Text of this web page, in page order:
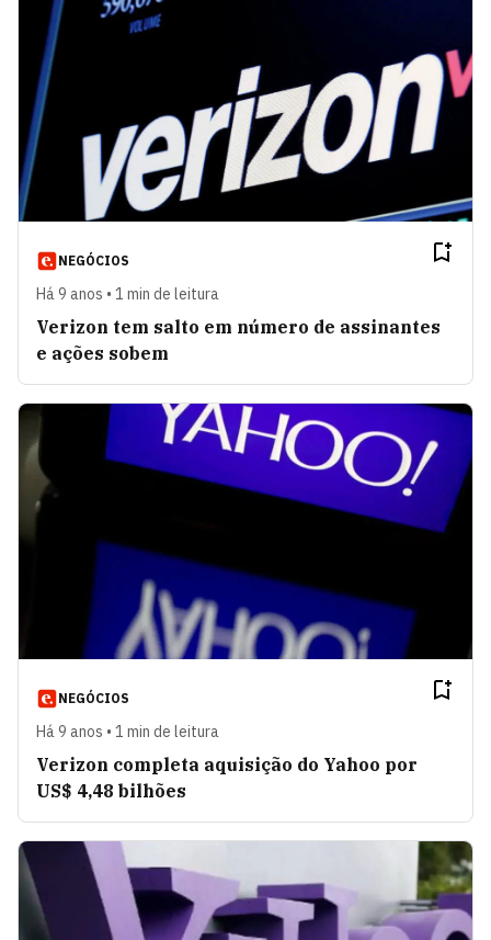
NEGÓCIOS
Há 9 anos • 1 min de leitura
Verizon tem salto em número de assinantes
e ações sobem
NEGÓCIOS
Há 9 anos • 1 min de leitura
Verizon completa aquisição do Yahoo por
US$ 4,48 bilhões